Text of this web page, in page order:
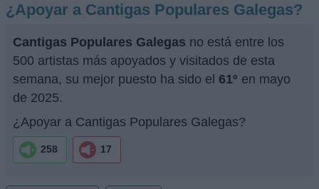
¿Apoyar a Cantigas Populares Galegas?
Cantigas Populares Galegas no está entre los
500 artistas más apoyados y visitados de esta
semana, su mejor puesto ha sido el 61º en mayo
de 2025.
¿Apoyar a Cantigas Populares Galegas?
258 17